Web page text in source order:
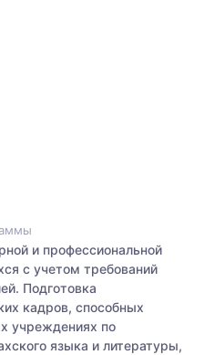
и профессиональной
с учетом требований
Подготовка
кадров, способных
учреждениях по
языка и литературы,